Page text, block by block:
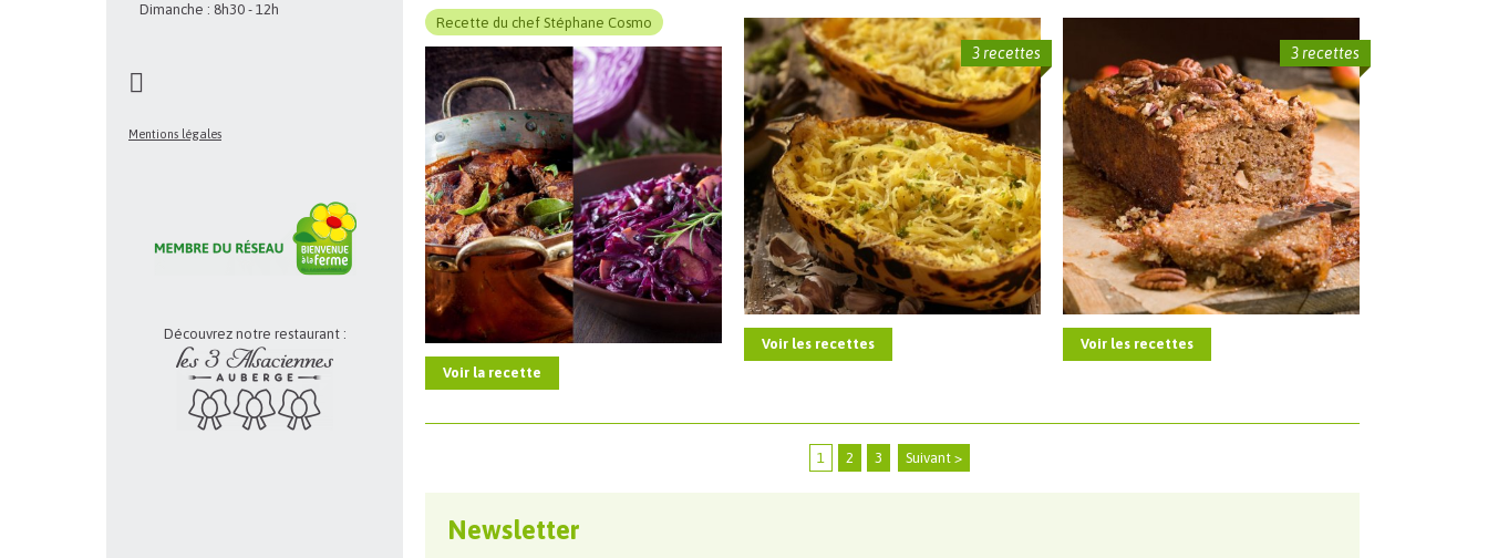
Dimanche : 8h30 - 12h
Mentions légales
Découvrez notre restaurant :
Recette du chef Stéphane Cosmo
Voir la recette
3 recettes
Voir les recettes
3 recettes
Voir les recettes
1 2 3 Suivant >
Newsletter